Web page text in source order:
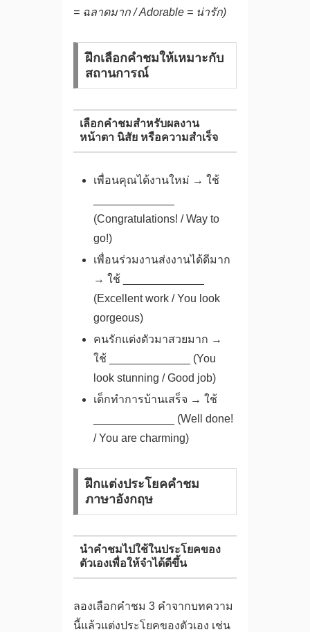
= ฉลาดมาก / Adorable = น่ารัก)
ฝึกเลือกคำชมให้เหมาะกับ
สถานการณ์
เลือกคำชมสำหรับผลงาน
หน้าตา นิสัย หรือความสำเร็จ
เพื่อนคุณได้งานใหม่ → ใช้
(Congratulations! / Way to
go!)
เพื่อนร่วมงานส่งงานได้ดีมาก
→ ใช้ _____________
(Excellent work / You look
gorgeous)
คนรักแต่งตัวมาสวยมาก →
ใช้ _____________ (You
look stunning / Good job)
เด็กทำการบ้านเสร็จ → ใช้
_____________ (Well done!
/ You are charming)
ฝึกแต่งประโยคคําชม
ภาษาอังกฤษ
นำคำชมไปใช้ในประโยคของ
ตัวเองเพื่อให้จำได้ดีขึ้น
ลองเลือกคำชม 3 คำจากบทความ
นี้แล้วแต่งประโยคของตัวเอง เช่น